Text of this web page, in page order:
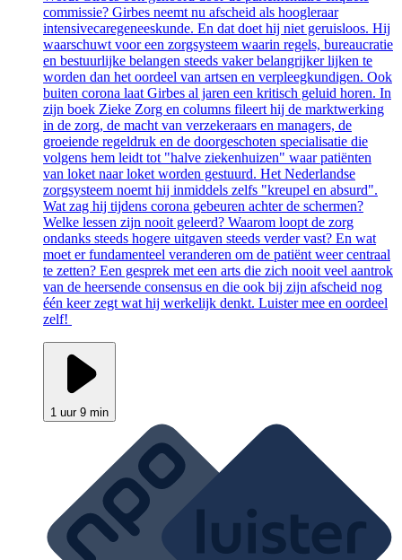
commissie? Girbes neemt nu afscheid als hoogleraar
intensivecaregeneeskunde. En dat doet hij niet geruisloos. Hij
waarschuwt voor een zorgsysteem waarin regels, bureaucratie
en bestuurlijke belangen steeds vaker belangrijker lijken te
worden dan het oordeel van artsen en verpleegkundigen. Ook
buiten corona laat Girbes al jaren een kritisch geluid horen. In
zijn boek Zieke Zorg en columns fileert hij de marktwerking
in de zorg, de macht van verzekeraars en managers, de
groeiende regeldruk en de doorgeschoten specialisatie die
volgens hem leidt tot "halve ziekenhuizen" waar patiënten
van loket naar loket worden gestuurd. Het Nederlandse
zorgsysteem noemt hij inmiddels zelfs "kreupel en absurd".
Wat zag hij tijdens corona gebeuren achter de schermen?
Welke lessen zijn nooit geleerd? Waarom loopt de zorg
ondanks steeds hogere uitgaven steeds verder vast? En wat
moet er fundamenteel veranderen om de patiënt weer centraal
te zetten? Een gesprek met een arts die zich nooit veel aantrok
van de heersende consensus en die ook bij zijn afscheid nog
één keer zegt wat hij werkelijk denkt. Luister mee en oordeel
zelf!
1 uur 9 min